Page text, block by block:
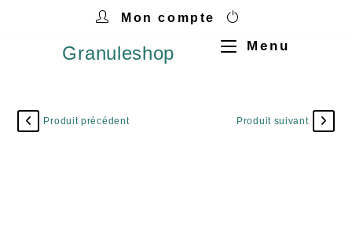
Mon compte
Granuleshop Menu
Produit précédent Produit suivant